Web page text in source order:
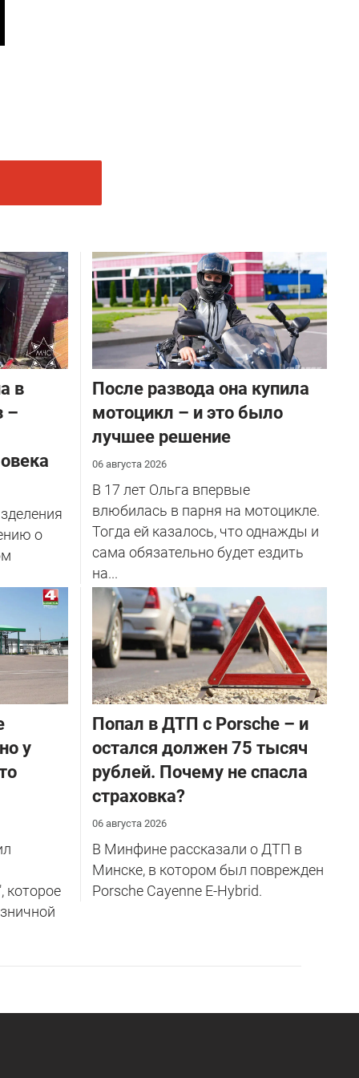
в
–
о
После развода она купила
мотоцикл – и это было
лучшее решение
06 августа 2026
В 17 лет Ольга впервые
влюбилась в парня на мотоцикле.
Тогда ей казалось, что однажды и
сама обязательно будет ездить
на...
у
которое
​Попал в ДТП с Porsche – и
остался должен 75 тысяч
рублей. Почему не спасла
страховка?
06 августа 2026
В Минфине рассказали о ДТП в
Минске, в котором был поврежден
Porsche Cayenne E-Hybrid.